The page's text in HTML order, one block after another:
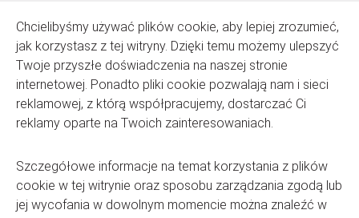
roślin wymagających jasnego, rozproszonego
światła, np. storczyków.
Godziny osłaniania:Najsilniejsze promieniowanie
słoneczne występuje między 11:00 a 15:00. W
tych godzinach stosujemy osłony, szczególnie przy
oknach południowych.
Zraszanie:
wilgotność powietrza i zapobiec przesuszeniu.
Robimy to rano lub wieczorem, gdy słońce nie jest
już tak intensywne.
Chcielibyśmy używać plików cookie, aby lepiej zrozumieć,
jak korzystasz z tej witryny. Dzięki temu możemy ulepszyć
Twoje przyszłe doświadczenia na naszej stronie
internetowej. Ponadto pliki cookie pozwalają nam i sieci
reklamowej, z którą współpracujemy, dostarczać Ci
reklamy oparte na Twoich zainteresowaniach.
Szczegółowe informacje na temat korzystania z plików
cookie w tej witrynie oraz sposobu zarządzania zgodą lub
jej wycofania w dowolnym momencie można znaleźć w